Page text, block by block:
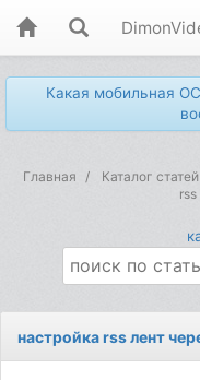
Какая мобильная
Главная Каталог статей
настройка rss лент